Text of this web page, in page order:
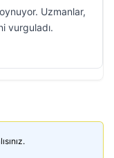
Uzmanlar,
vurguladı.